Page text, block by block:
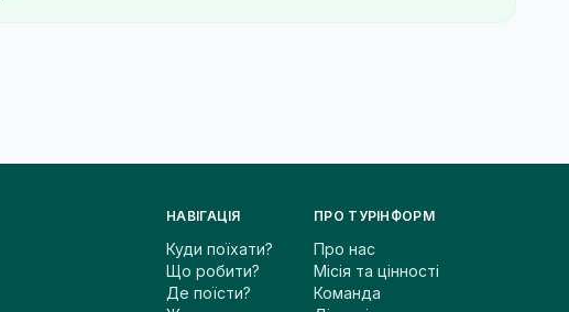
НАВІГАЦІЯ
Куди поїхати?
Що робити?
Де поїсти?
ПРО ТУРІНФОРМ
Про нас
Місія та цінності
Команда